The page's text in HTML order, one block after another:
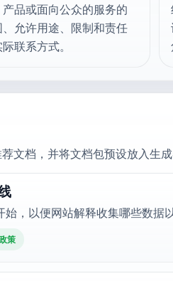
品或面向公众的服务的
允许用途、限制和责任
联系方式。
文档，并将文档包预设放入生成
，以便网站解释收集哪些数据
策